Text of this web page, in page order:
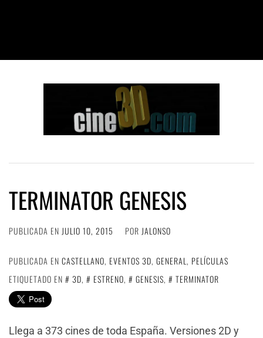
TERMINATOR GENESIS
PUBLICADA EN JULIO 10, 2015 POR JALONSO
PUBLICADA EN CASTELLANO, EVENTOS 3D, GENERAL, PELÍCULAS
ETIQUETADO EN
3D, ESTRENO, GENESIS, TERMINATOR
Llega a 373 cines de toda España. Versiones 2D y